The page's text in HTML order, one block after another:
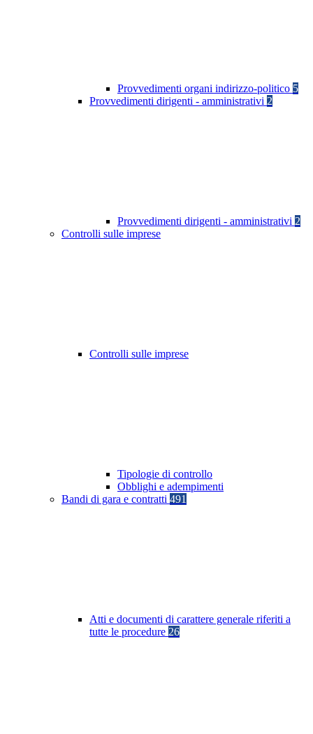
Provvedimenti organi indirizzo-politico 5
Provvedimenti dirigenti - amministrativi 2
Provvedimenti dirigenti - amministrativi 2
Controlli sulle imprese
Controlli sulle imprese
Tipologie di controllo
Obblighi e adempimenti
Bandi di gara e contratti 491
Atti e documenti di carattere generale riferiti a
tutte le procedure 26